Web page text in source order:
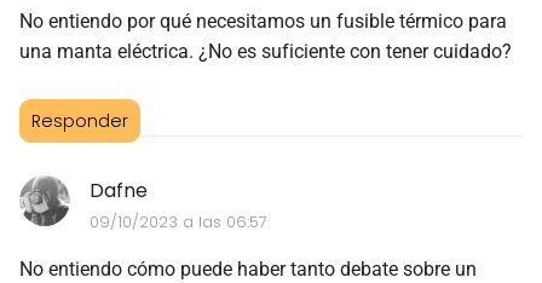
No entiendo por qué necesitamos un fusible térmico para
una manta eléctrica. ¿No es suficiente con tener cuidado?
Responder
Dafne
09/10/2023 a las 06:57
No entiendo cómo puede haber tanto debate sobre un